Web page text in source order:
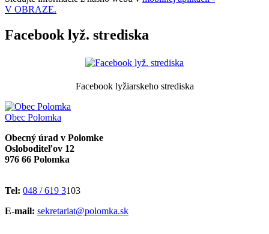
V OBRAZE.
Facebook lyž. strediska
Facebook lyžiarskeho strediska
Obec Polomka
Obecný úrad v Polomke
Osloboditeľov 12
976 66 Polomka
Tel: 048 / 619 3103
E-mail: sekretariat@polomka.sk